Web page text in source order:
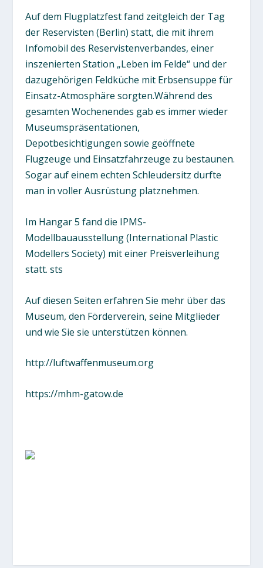
Auf dem Flugplatzfest fand zeitgleich der Tag
der Reservisten (Berlin) statt, die mit ihrem
Infomobil des Reservistenverbandes, einer
inszenierten Station „Leben im Felde“ und der
dazugehörigen Feldküche mit Erbsensuppe für
Einsatz-Atmosphäre sorgten.Während des
gesamten Wochenendes gab es immer wieder
Museumspräsentationen,
Depotbesichtigungen sowie geöffnete
Flugzeuge und Einsatzfahrzeuge zu bestaunen.
Sogar auf einem echten Schleudersitz durfte
man in voller Ausrüstung platznehmen.
Im Hangar 5 fand die IPMS-
Modellbauausstellung (International Plastic
Modellers Society) mit einer Preisverleihung
statt. sts
Auf diesen Seiten erfahren Sie mehr über das
Museum, den Förderverein, seine Mitglieder
und wie Sie sie unterstützen können.
http://luftwaffenmuseum.org
https://mhm-gatow.de